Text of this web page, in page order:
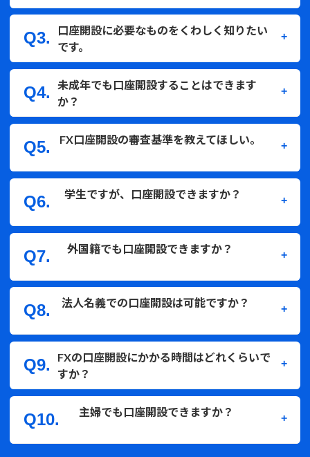
各種キャッシュバックキャンペーンをおこなっておりま
す。FXキャンペーン情報
Q3.
口座開設に必要なものをくわしく知りたい
です。
メールアドレス、本人確認書類、マイナンバーが必要と
なります。
ださい。
Q4.
未成年でも口座開設することはできます
か？
日本国内に居住されている、成人（18歳以上）の方に
限らせていただきます。
Q5. FX口座開設の審査基準を教えてほしい。
当社のFX口座開設申込基準については、日本国内に居
住されている満18歳以上の方に限ります。
づき行っており、審査基準については、開示しておりま
せん。
Q6. 学生ですが、口座開設できますか？
日本国内に居住されている満18歳以上であれば学生の
方でも口座開設は可能です。
Q7. 外国籍でも口座開設できますか？
日本国内に居住されている満18歳以上であれば外国籍
のお客様でも口座開設は可能です。
Q8. 法人名義での口座開設は可能ですか？
法人口座の開設は可能です。ただし、日本国内に本店が
登記されている法人様に限ります。
Q9.
FXの口座開設にかかる時間はどれくらいで
すか？
「かんたん本人確認サービス（eKYC）」をご利用いた
だき、お申し込み内容やご提出書類に不備がなければ、
Q10. 主婦でも口座開設できますか？